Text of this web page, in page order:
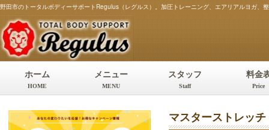
野田市のトータルボディーサポートRegulus（レグルス）。加圧トレーニング、エアリアルヨガ、
ホーム
HOME
メニュー
MENU
スタッフ
Staff
料金
Price
マスターストレッ